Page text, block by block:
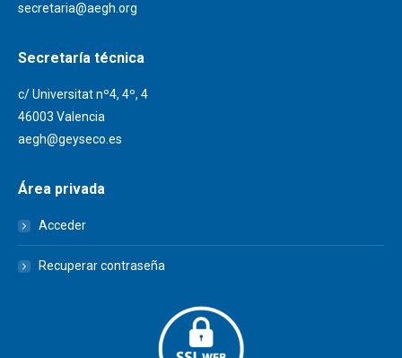
secretaria@aegh.org
Secretaría técnica
c/ Universitat nº4, 4º, 4
46003 Valencia
aegh@geyseco.es
Área privada
Acceder
Recuperar contraseña